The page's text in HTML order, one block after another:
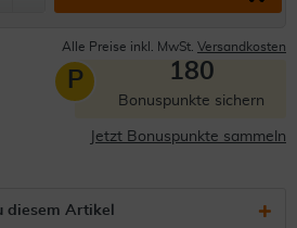
Alle Preise inkl. MwSt. Versandkosten
P 180
Bonuspunkte sichern
Jetzt Bonuspunkte sammeln
diesem Artikel